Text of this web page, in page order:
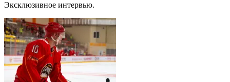
Эксклюзивное интервью.